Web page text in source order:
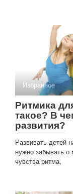
Избранное
Ритмика
такое? В
развития?
Развивать детей
нужно забывать о
чувства ритма,